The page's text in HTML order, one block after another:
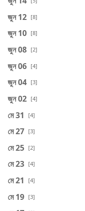
জুন 12 [8]
জুন 10 [8]
জুন 08 [2]
জুন 06 [4]
জুন 04 [3]
জুন 02 [4]
মে 31 [4]
মে 27 [3]
মে 25 [2]
মে 23 [4]
মে 21 [4]
মে 19 [3]